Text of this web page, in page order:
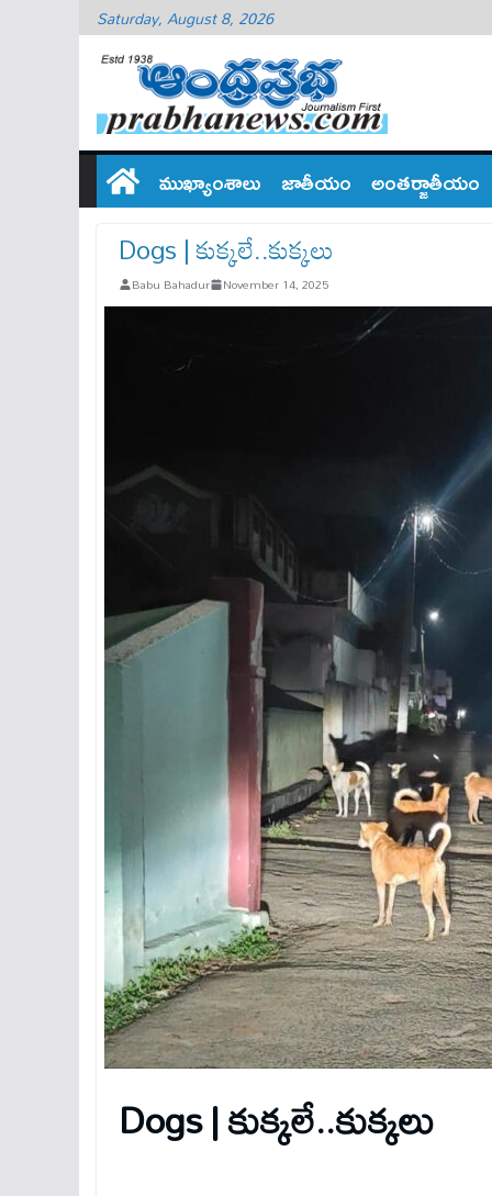
Saturday, August 8, 2026
ముఖ్యాంశాలు జాతీయం అంతర్జాతీయం
Dogs | కుక్కలే..కుక్కలు
Babu Bahadur November 14, 2025
Dogs |